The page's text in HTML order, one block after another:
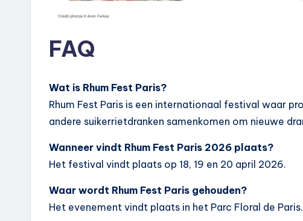
FAQ
Wat is Rhum Fest Paris?
Rhum Fest Paris is een internationaal festival waar
andere suikerrietdranken samenkomen om nieuwe
Wanneer vindt Rhum Fest Paris 2026 plaats?
Het festival vindt plaats op 18, 19 en 20 april 2026.
Waar wordt Rhum Fest Paris gehouden?
Het evenement vindt plaats in het Parc Floral de Paris.